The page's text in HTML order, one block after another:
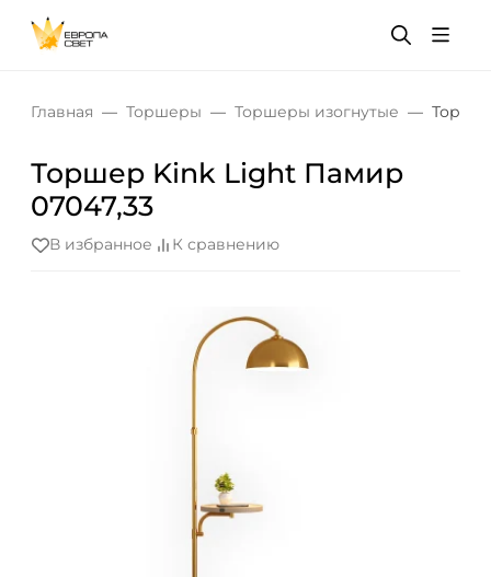
Главная Торшеры Торшеры изогнутые
Торшер Kink Light Памир
07047,33
В избранное К сравнению